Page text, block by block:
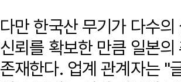
다만 한국산 무기가 다수
신뢰를 확보한 만큼 일본
존재한다. 업계 관계자는 "